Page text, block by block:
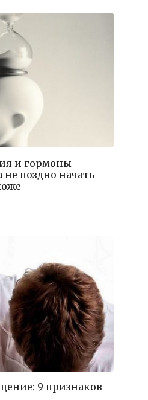
и гормоны
поздно начать
9 признаков